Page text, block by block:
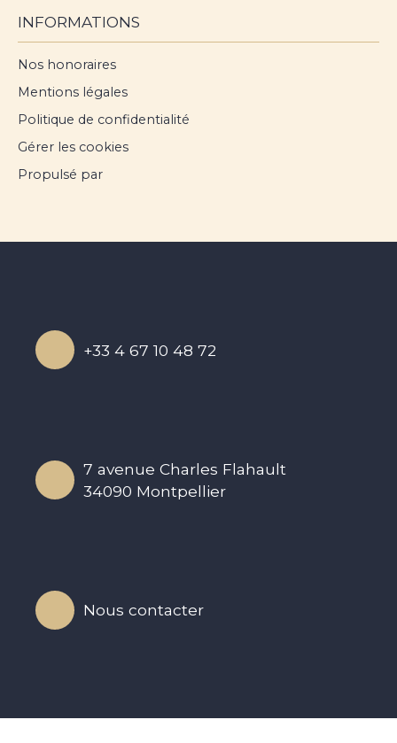
INFORMATIONS
Nos honoraires
Mentions légales
Politique de confidentialité
Gérer les cookies
Propulsé par
+33 4 67 10 48 72
7 avenue Charles Flahault
34090 Montpellier
Nous contacter